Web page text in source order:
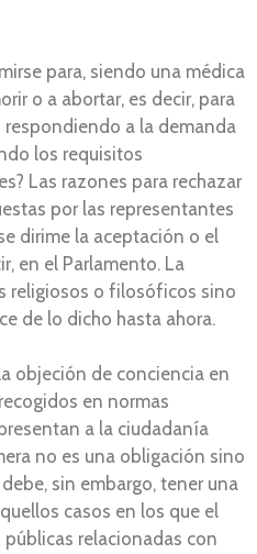
para, siendo una médica
o a abortar, es decir, para
respondiendo a la demanda
los requisitos
Las razones para rechazar
por las representantes
dirime la aceptación o el
en el Parlamento. La
religiosos o filosóficos sino
de lo dicho hasta ahora.
objeción de conciencia en
en normas
a la ciudadanía
no es una obligación sino
sin embargo, tener una
casos en los que el
relacionadas con